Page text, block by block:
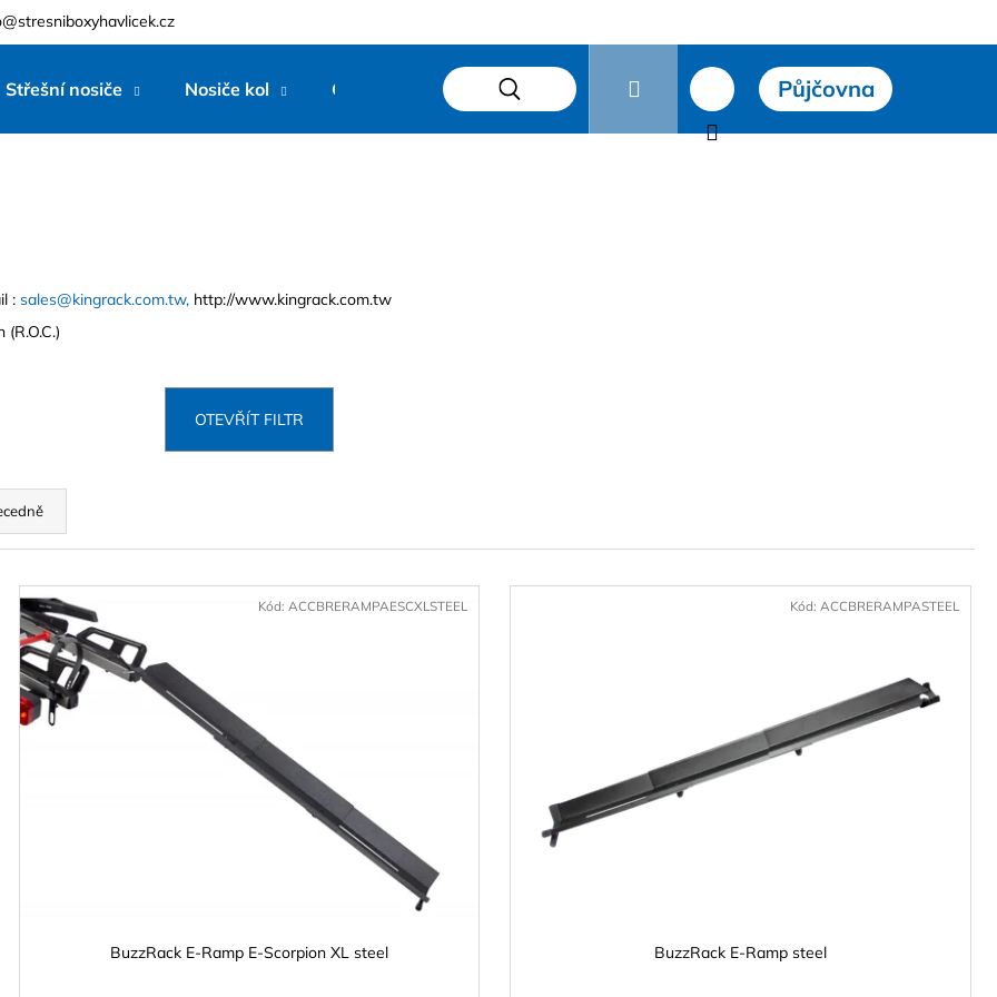
Střešní nosiče Nosiče kol Ostatní Značky
Hledat
Přihlášení
Nákupní
Půjčovna
: sales@kingrack.com.tw, http://www.kingrack.com.tw
OTEVŘÍT FILTR
BuzzRack E-Ramp E-Scorpion XL steel
Kód: ACCBRERAMPAESCXLSTEEL
BuzzRack E-Ramp steel
Kód: ACCBRERAMPASTEEL
Doporučujeme
THULE ARCOS NA TAŽNÉ L VČ.
389 Kč